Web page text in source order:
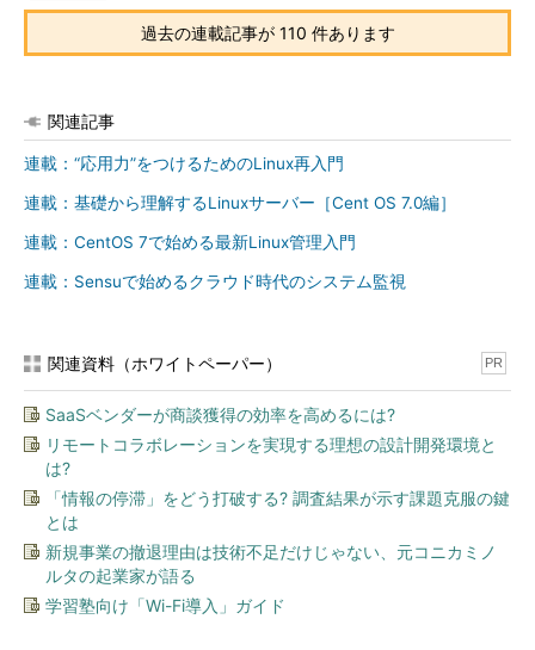
コマンド実行例
echo メッセージ（画面1）
echo -n メッセージ
（メッセージを出力し、改行しない）
画面1 echoコマンドでメッセージを出力する
目次に戻る
変数を表示する
環境変数やシェル変数を確認する際には、「
入力します（画面2）。
実行画面では3つの環境変数LANGとREPLY、RANDOMの内容
過去の連載記事が 110 件あります
関連記事
連載：“応用力”をつけるためのLinux再入門
連載：基礎から理解するLinuxサーバー［Cent OS 7.0編］
連載：CentOS 7で始める最新Linux管理入門
連載：Sensuで始めるクラウド時代のシステム監視
関連資料（ホワイトペーパー） PR
SaaSベンダーが商談獲得の効率を高めるには?
リモートコラボレーションを実現する理想の設計開発環境と
は?
「情報の停滞」をどう打破する? 調査結果が示す課題克服の鍵
とは
新規事業の撤退理由は技術不足だけじゃない、元コニカミノ
ルタの起業家が語る
学習塾向け「Wi-Fi導入」ガイド